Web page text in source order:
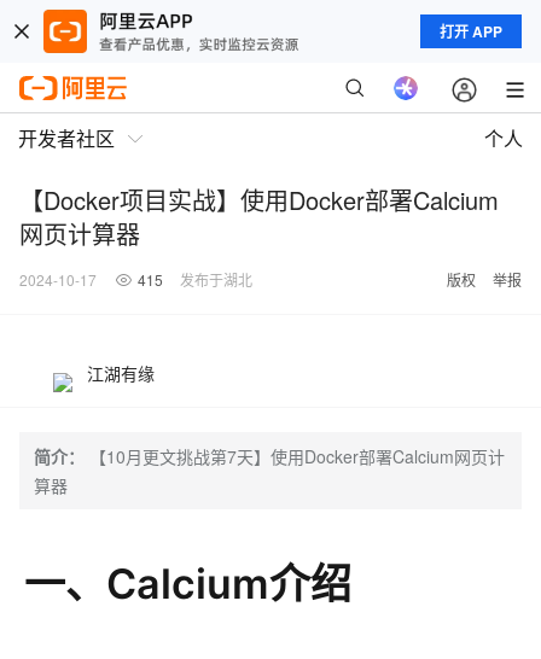
打开 APP
开发者社区 个人
【Docker项目实战】使用Docker部署Calcium
网页计算器
2024-10-17 415 发布于湖北 版权 举报
江湖有缘
简介：
【10月更文挑战第7天】使用Docker部署Calcium网页计
算器
一、Calcium介绍